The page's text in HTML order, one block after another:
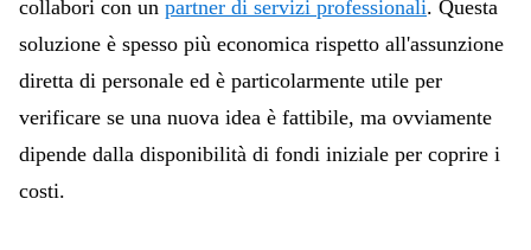
collabori con un partner di servizi professionali. Questa
soluzione è spesso più economica rispetto all'assunzione
diretta di personale ed è particolarmente utile per
verificare se una nuova idea è fattibile, ma ovviamente
dipende dalla disponibilità di fondi iniziale per coprire i
costi.